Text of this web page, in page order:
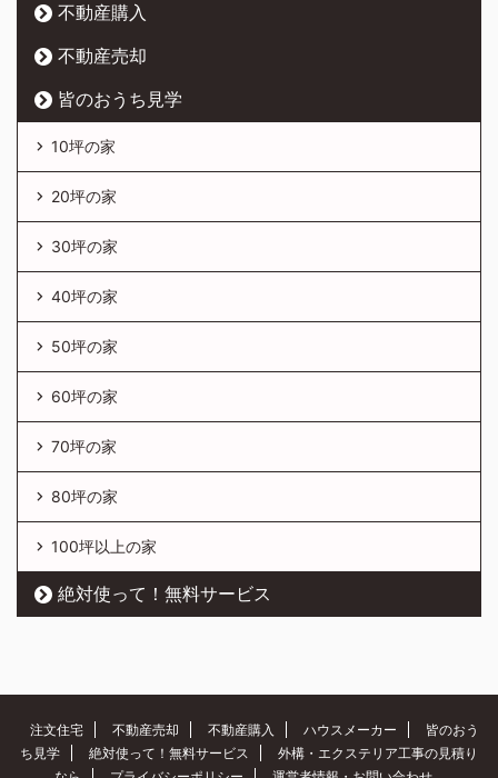
不動産購入
不動産売却
皆のおうち見学
10坪の家
20坪の家
30坪の家
40坪の家
50坪の家
60坪の家
70坪の家
80坪の家
100坪以上の家
絶対使って！無料サービス
注文住宅 不動産売却 不動産購入 ハウスメーカー
皆のおう
ち見学
絶対使って！無料サービス
外構・エクステリア工事の見積り